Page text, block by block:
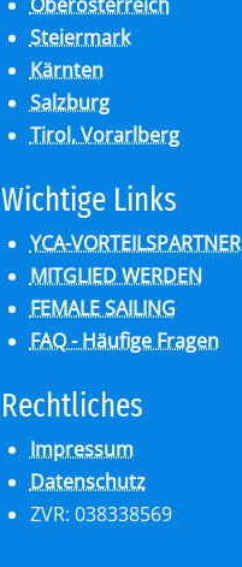
Steiermark
Kärnten
Salzburg
Tirol, Vorarlberg
Wich­ti­ge Links
YCA-VORTEILSPARTNER
MITGLIED WERDEN
FEMALE SAILING
FAQ - Häufige Fragen
Recht­li­ches
Impressum
Datenschutz
ZVR: 038338569